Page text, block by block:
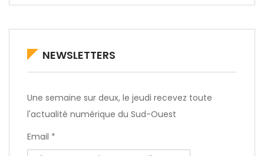
NEWSLETTERS
Une semaine sur deux, le jeudi recevez toute
l'actualité numérique du Sud-Ouest
Email *